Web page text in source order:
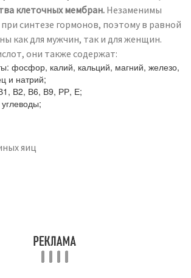
клеточных мембран. Незаменимы
синтезе гормонов, поэтому в равной
как для мужчин, так и для женщин.
они также содержат:
фосфор, калий, кальций, магний, железо,
и натрий;
В2, В6, В9, РР, Е;